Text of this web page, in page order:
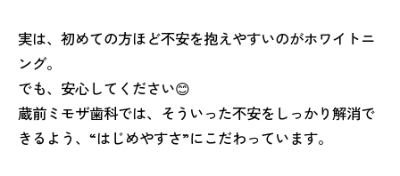
実は、初めての方ほど不安を抱えやすいのがホワイトニ
ング。
でも、安心してください😊
蔵前ミモザ歯科では、そういった不安をしっかり解消で
きるよう、“はじめやすさ”にこだわっています。